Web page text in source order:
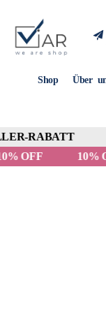
Shop Über
RABATT
10% OFF
10%